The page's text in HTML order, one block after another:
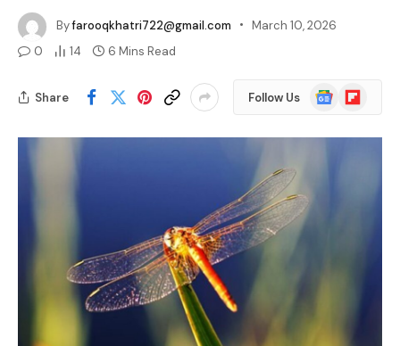
Byfarooqkhatri722@gmail.com
March 10, 2026
0
14 6 Mins Read
Share Follow Us
Google
News
Flipboard